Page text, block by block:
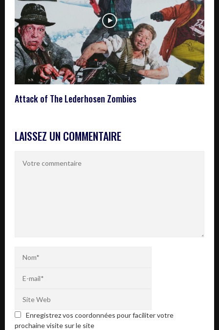
Attack of The Lederhosen Zombies
LAISSEZ UN COMMENTAIRE
Enregistrez vos coordonnées pour faciliter votre
prochaine visite sur le site